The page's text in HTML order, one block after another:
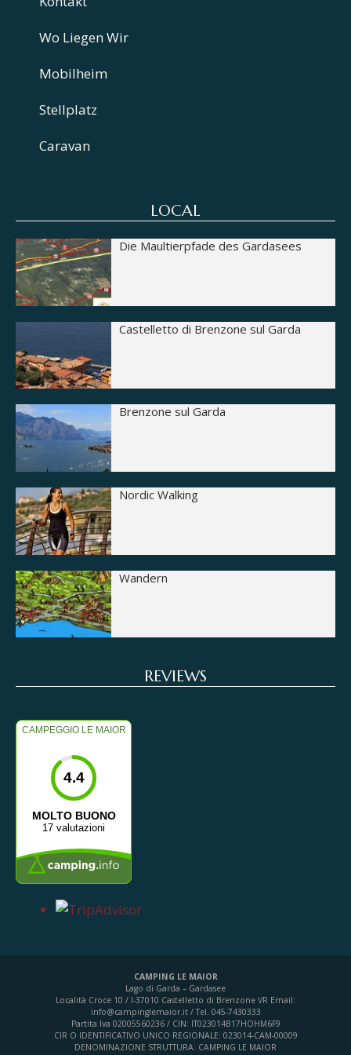
Wo Liegen Wir
Mobilheim
Stellplatz
Caravan
LOCAL
Die Maultierpfade des Gardasees
Castelletto di Brenzone sul Garda
Brenzone sul Garda
Nordic Walking
Wandern
REVIEWS
CAMPEGGIO LE MAIOR
4.4
MOLTO BUONO
17 valutazioni
CAMPING LE MAIOR
Lago di Garda – Gardasee
Località Croce 10 / I-37010 Castelletto di Brenzone VR Email:
info@campinglemaior.it / Tel. 045-7430333
Partita Iva 02005560236 / CIN: IT023014B17HOHM6F9
CIR O IDENTIFICATIVO UNICO REGIONALE: 023014-CAM-00009
DENOMINAZIONE STRUTTURA: CAMPING LE MAIOR